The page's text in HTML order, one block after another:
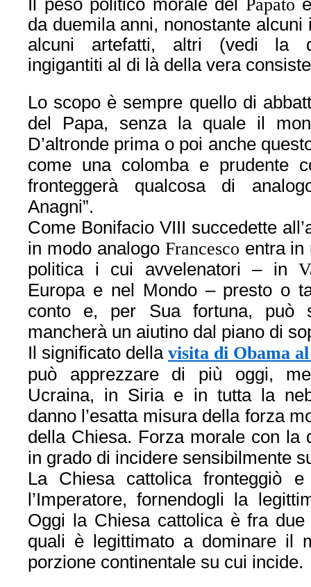
Il peso politico morale del Papato
da duemila anni, nonostante
alcuni artefatti, altri (vedi la
ingigantiti al di là della vera
Lo scopo è sempre quello di
del Papa, senza la quale il
D’altronde prima o poi anche
come una colomba e prudente
fronteggerà qualcosa di
Anagni”.
Come Bonifacio VIII succedette
in modo analogo Francesco entra in
politica i cui avvelenatori – in
Europa e nel Mondo – presto o
conto e, per Sua fortuna, può
mancherà un aiutino dal piano di
Il significato della visita di Obama
può apprezzare di più oggi,
Ucraina, in Siria e in tutta la
danno l’esatta misura della forza
della Chiesa. Forza morale con la
in grado di incidere sensibilmente
La Chiesa cattolica fronteggiò
l’Imperatore, fornendogli la
Oggi la Chiesa cattolica è fra
quali è legittimato a dominare il
porzione continentale su cui incide.